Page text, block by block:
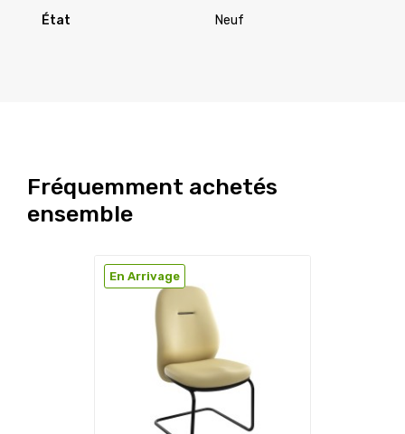
État Neuf
Fréquemment achetés
ensemble
En Arrivage